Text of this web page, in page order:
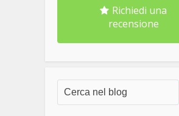
Richiedi una
recensione